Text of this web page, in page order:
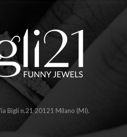
Bigli n.21 20121 Milano (MI).